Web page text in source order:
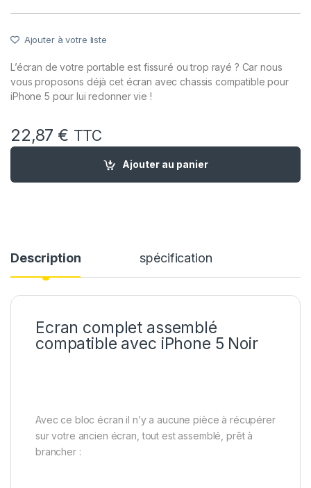
Ajouter à votre liste
L’écran de votre portable est fissuré ou trop rayé ? Car nous
vous proposons déjà cet écran avec chassis compatible pour
iPhone 5 pour lui redonner vie !
22,87 € TTC
quantité de Ecran Complet Vitre Tactile + ecran
Ajouter au panier
Description spécification
Ecran complet assemblé
compatible avec iPhone 5 Noir
Avec ce bloc écran il n’y a aucune pièce à récupérer
sur votre ancien écran, tout est assemblé, prêt à
brancher :